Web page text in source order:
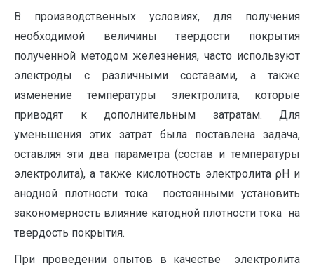
В производственных условиях, для получения
необходимой величины твердости покрытия
полученной методом железнения, часто используют
электроды с различными составами, а также
изменение температуры электролита, которые
приводят к дополнительным затратам. Для
уменьшения этих затрат была поставлена задача,
оставляя эти два параметра (состав и температуры
электролита), а также кислотность электролита ρН и
анодной плотности тока постоянными установить
закономерность влияние катодной плотности тока на
твердость покрытия.
При проведении опытов в качестве электролита